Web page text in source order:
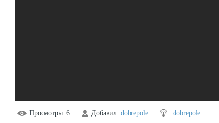
Просмотры: 6 Добавил: dobrepole dobrepole